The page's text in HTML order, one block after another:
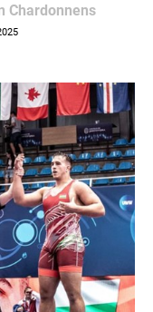
Chardonnens